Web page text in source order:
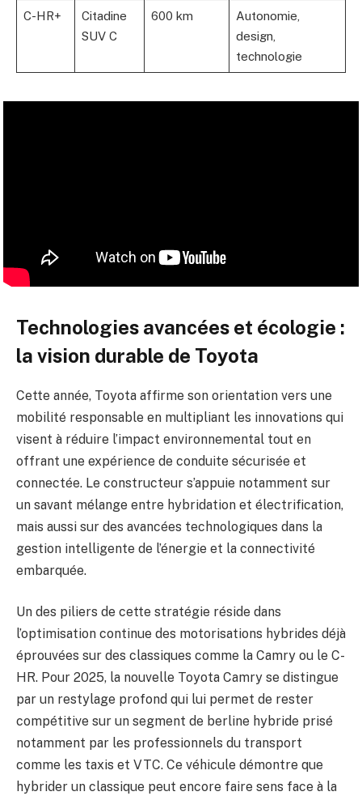
C-HR+
Citadine
SUV C
600 km
Autonomie,
design,
technologie
Technologies avancées et écologie :
la vision durable de Toyota
Cette année, Toyota affirme son orientation vers une
mobilité responsable en multipliant les innovations qui
visent à réduire l’impact environnemental tout en
offrant une expérience de conduite sécurisée et
connectée. Le constructeur s’appuie notamment sur
un savant mélange entre hybridation et électrification,
mais aussi sur des avancées technologiques dans la
gestion intelligente de l’énergie et la connectivité
embarquée.
Un des piliers de cette stratégie réside dans
l’optimisation continue des motorisations hybrides déjà
éprouvées sur des classiques comme la Camry ou le C-
HR. Pour 2025, la nouvelle Toyota Camry se distingue
par un restylage profond qui lui permet de rester
compétitive sur un segment de berline hybride prisé
notamment par les professionnels du transport
comme les taxis et VTC. Ce véhicule démontre que
hybrider un classique peut encore faire sens face à la